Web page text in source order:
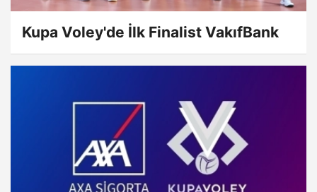
Kupa Voley'de İlk Finalist VakıfBank